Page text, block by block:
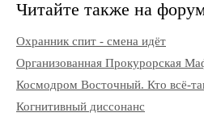
Читайте также на
Охранник спит - смена идёт
Организованная Прокурорская
Космодром Восточный. Кто всё-
Когнитивный диссонанс